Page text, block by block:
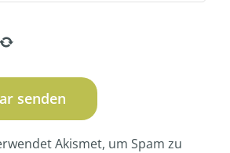
Akismet, um Spam zu